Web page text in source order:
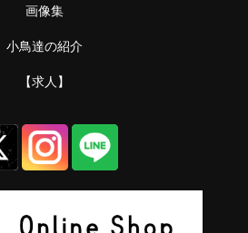
画像集
小鳥達の紹介
【求人】